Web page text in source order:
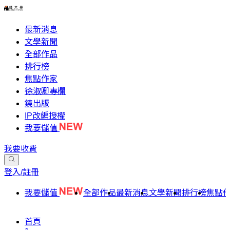
最新消息
文學新聞
全部作品
排行榜
焦點作家
徐淑卿專欄
鏡出版
IP改編授權
我要儲值
我要收費
登入/註冊
我要儲值 全部作品最新消息文學新聞排行榜焦點
首頁